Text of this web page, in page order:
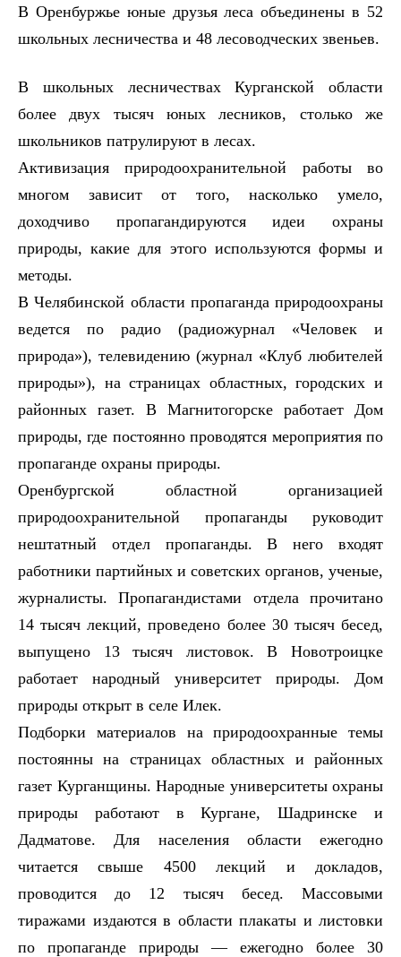
В Оренбуржье юные друзья леса объединены в 52
школьных лесничества и 48 лесоводческих звеньев.
В школьных лесничествах Курганской области
более двух тысяч юных лесников, столько же
школьников патрулируют в лесах.
Активизация природоохранительной работы во
многом зависит от того, насколько умело,
доходчиво пропагандируются идеи охраны
природы, какие для этого используются формы и
методы.
В Челябинской области пропаганда природоохраны
ведется по радио (радиожурнал «Человек и
природа»), телевидению (журнал «Клуб любителей
природы»), на страницах областных, городских и
районных газет. В Магнитогорске работает Дом
природы, где постоянно проводятся мероприятия по
пропаганде охраны природы.
Оренбургской областной организацией
природоохранительной пропаганды руководит
нештатный отдел пропаганды. В него входят
работники партийных и советских органов, ученые,
журналисты. Пропагандистами отдела прочитано
14 тысяч лекций, проведено более 30 тысяч бесед,
выпущено 13 тысяч листовок. В Новотроицке
работает народный университет природы. Дом
природы открыт в селе Илек.
Подборки материалов на природоохранные темы
постоянны на страницах областных и районных
газет Курганщины. Народные университеты охраны
природы работают в Кургане, Шадринске и
Дадматове. Для населения области ежегодно
читается свыше 4500 лекций и докладов,
проводится до 12 тысяч бесед. Массовыми
тиражами издаются в области плакаты и листовки
по пропаганде природы — ежегодно более 30